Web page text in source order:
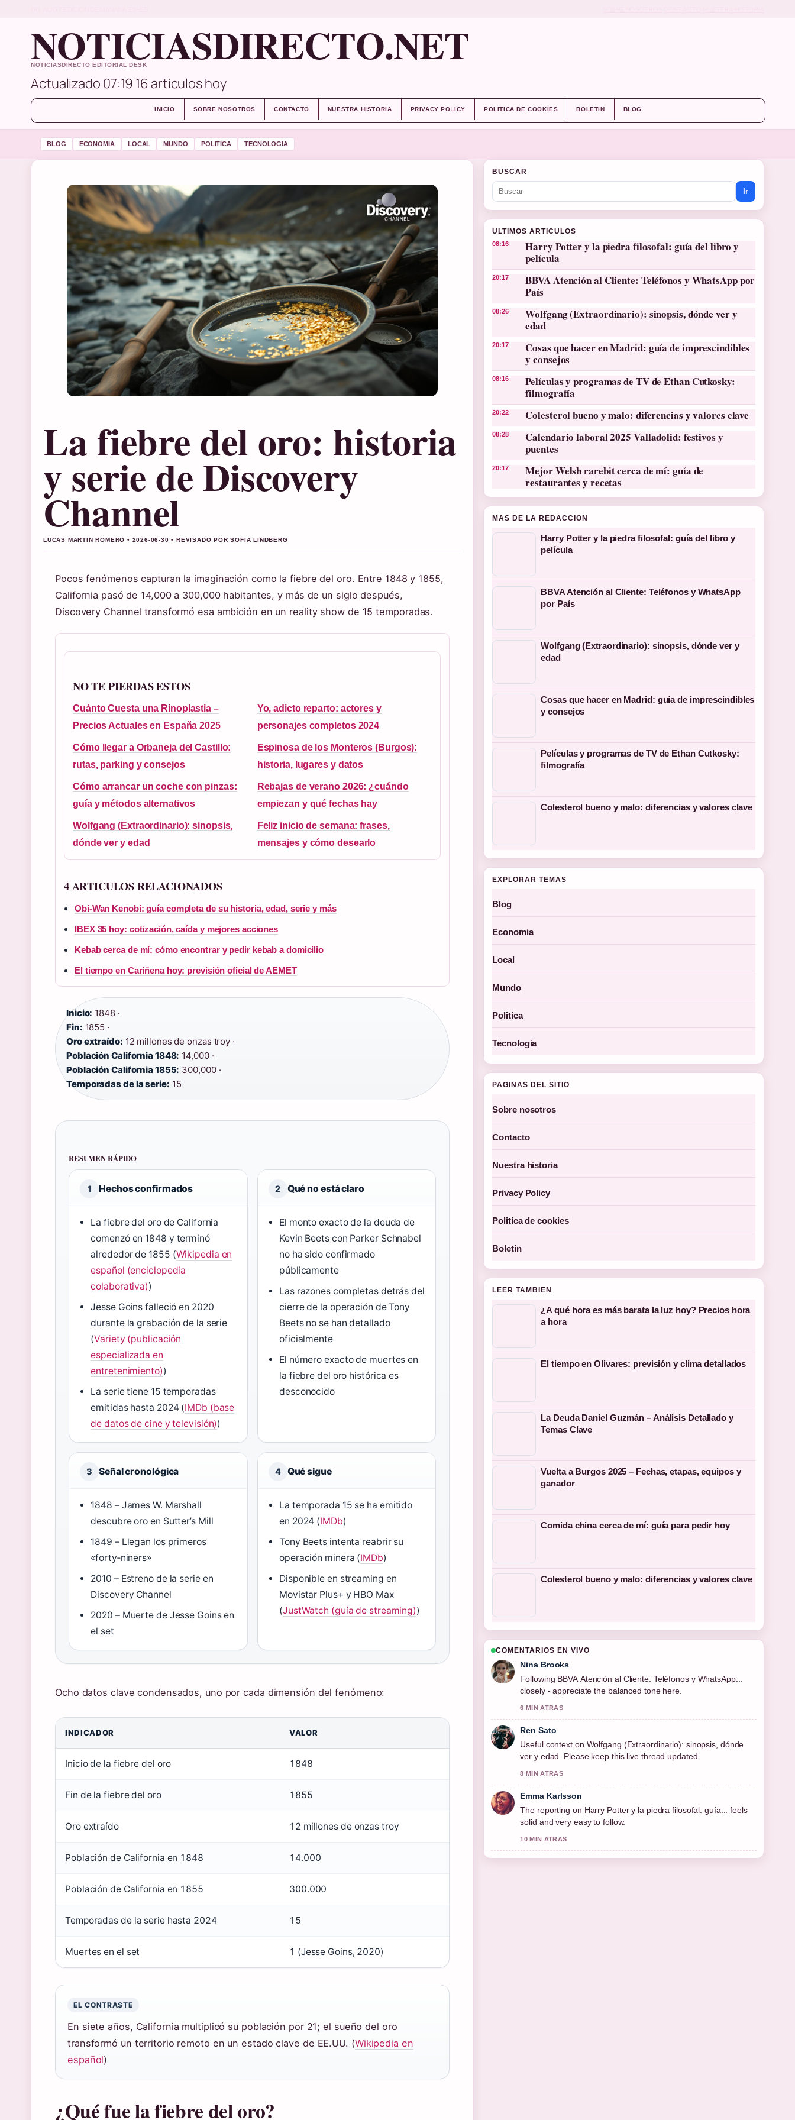
NOTICIASDIRECTO.NET
NOTICIASDIRECTO EDITORIAL DESK
Actualizado 07:19 16 articulos hoy
INICIO SOBRE NOSOTROS CONTACTO NUESTRA HISTORIA PRIVACY POLICY POLITICA DE COOKIES BOLETIN BLOG
BLOG ECONOMIA LOCAL MUNDO POLITICA TECNOLOGIA
La fiebre del oro: historia
y serie de Discovery
Channel
LUCAS MARTIN ROMERO • 2026-06-30 • REVISADO POR SOFIA LINDBERG
Pocos fenómenos capturan la imaginación como la fiebre del oro. Entre 1848 y 1855,
California pasó de 14,000 a 300,000 habitantes, y más de un siglo después,
Discovery Channel transformó esa ambición en un reality show de 15 temporadas.
NO TE PIERDAS ESTOS
Cuánto Cuesta una Rinoplastia –
Precios Actuales en España 2025
Yo, adicto reparto: actores y
personajes completos 2024
Cómo llegar a Orbaneja del Castillo:
rutas, parking y consejos
Espinosa de los Monteros (Burgos):
historia, lugares y datos
Cómo arrancar un coche con pinzas:
guía y métodos alternativos
Rebajas de verano 2026: ¿cuándo
empiezan y qué fechas hay
Wolfgang (Extraordinario): sinopsis,
dónde ver y edad
Feliz inicio de semana: frases,
mensajes y cómo desearlo
4 ARTICULOS RELACIONADOS
Obi-Wan Kenobi: guía completa de su historia, edad, serie y más
IBEX 35 hoy: cotización, caída y mejores acciones
Kebab cerca de mí: cómo encontrar y pedir kebab a domicilio
El tiempo en Cariñena hoy: previsión oficial de AEMET
Inicio: 1848 ·
Fin: 1855 ·
Oro extraído: 12 millones de onzas troy ·
Población California 1848: 14,000 ·
Población California 1855: 300,000 ·
Temporadas de la serie: 15
RESUMEN RÁPIDO
1 Hechos confirmados
La fiebre del oro de California
comenzó en 1848 y terminó
alrededor de 1855 (Wikipedia en
español (enciclopedia
colaborativa))
Jesse Goins falleció en 2020
durante la grabación de la serie
(Variety (publicación
especializada en
entretenimiento))
La serie tiene 15 temporadas
emitidas hasta 2024 (IMDb (base
de datos de cine y televisión))
2 Qué no está claro
El monto exacto de la deuda de
Kevin Beets con Parker Schnabel
no ha sido confirmado
públicamente
Las razones completas detrás del
cierre de la operación de Tony
Beets no se han detallado
oficialmente
El número exacto de muertes en
la fiebre del oro histórica es
desconocido
3 Señal cronológica
1848 – James W. Marshall
descubre oro en Sutter’s Mill
1849 – Llegan los primeros
«forty‑niners»
2010 – Estreno de la serie en
Discovery Channel
2020 – Muerte de Jesse Goins en
el set
4 Qué sigue
La temporada 15 se ha emitido
en 2024 (IMDb)
Tony Beets intenta reabrir su
operación minera (IMDb)
Disponible en streaming en
Movistar Plus+ y HBO Max
(JustWatch (guía de streaming))
Ocho datos clave condensados, uno por cada dimensión del fenómeno:
INDICADOR VALOR
Inicio de la fiebre del oro 1848
Fin de la fiebre del oro 1855
Oro extraído 12 millones de onzas troy
Población de California en 1848 14.000
Población de California en 1855 300.000
Temporadas de la serie hasta 2024 15
Muertes en el set 1 (Jesse Goins, 2020)
EL CONTRASTE
En siete años, California multiplicó su población por 21; el sueño del oro
transformó un territorio remoto en un estado clave de EE.UU. (Wikipedia en
español)
¿Qué fue la fiebre del oro?
BUSCAR
Ir
ULTIMOS ARTICULOS
08:16
Harry Potter y la piedra filosofal: guía del libro y
película
20:17
BBVA Atención al Cliente: Teléfonos y WhatsApp por
País
08:26
Wolfgang (Extraordinario): sinopsis, dónde ver y
edad
20:17
Cosas que hacer en Madrid: guía de imprescindibles
y consejos
08:16
Películas y programas de TV de Ethan Cutkosky:
filmografía
20:22 Colesterol bueno y malo: diferencias y valores clave
08:28
Calendario laboral 2025 Valladolid: festivos y
puentes
20:17
Mejor Welsh rarebit cerca de mí: guía de
restaurantes y recetas
MAS DE LA REDACCION
Harry Potter y la piedra filosofal: guía del libro y
película
BBVA Atención al Cliente: Teléfonos y WhatsApp
por País
Wolfgang (Extraordinario): sinopsis, dónde ver y
edad
Cosas que hacer en Madrid: guía de imprescindibles
y consejos
Películas y programas de TV de Ethan Cutkosky:
filmografía
Colesterol bueno y malo: diferencias y valores clave
EXPLORAR TEMAS
Blog
Economia
Local
Mundo
Politica
Tecnologia
PAGINAS DEL SITIO
Sobre nosotros
Contacto
Nuestra historia
Privacy Policy
Politica de cookies
Boletin
LEER TAMBIEN
¿A qué hora es más barata la luz hoy? Precios hora
a hora
El tiempo en Olivares: previsión y clima detallados
La Deuda Daniel Guzmán – Análisis Detallado y
Temas Clave
Vuelta a Burgos 2025 – Fechas, etapas, equipos y
ganador
Comida china cerca de mí: guía para pedir hoy
Colesterol bueno y malo: diferencias y valores clave
COMENTARIOS EN VIVO
Nina Brooks
Following BBVA Atención al Cliente: Teléfonos y WhatsApp...
closely - appreciate the balanced tone here.
6 MIN ATRAS
Ren Sato
Useful context on Wolfgang (Extraordinario): sinopsis, dónde
ver y edad. Please keep this live thread updated.
8 MIN ATRAS
Emma Karlsson
The reporting on Harry Potter y la piedra filosofal: guía... feels
solid and very easy to follow.
10 MIN ATRAS